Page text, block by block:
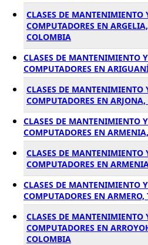
CLASES DE MANTENIMIENTO
COMPUTADORES EN
COLOMBIA
CLASES DE MANTENIMIENTO
COMPUTADORES EN
CLASES DE MANTENIMIENTO
COMPUTADORES EN
CLASES DE MANTENIMIENTO
COMPUTADORES EN
CLASES DE MANTENIMIENTO
COMPUTADORES EN
CLASES DE MANTENIMIENTO
COMPUTADORES EN
CLASES DE MANTENIMIENTO
COMPUTADORES EN
COLOMBIA